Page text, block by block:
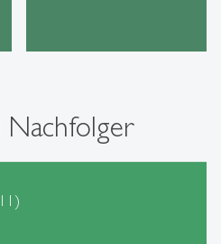
Nachfolger